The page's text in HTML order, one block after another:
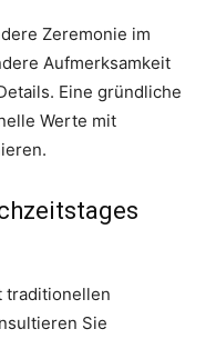
Zeremonie im
Aufmerksamkeit
Eine gründliche
Werte mit
traditionellen
Sie